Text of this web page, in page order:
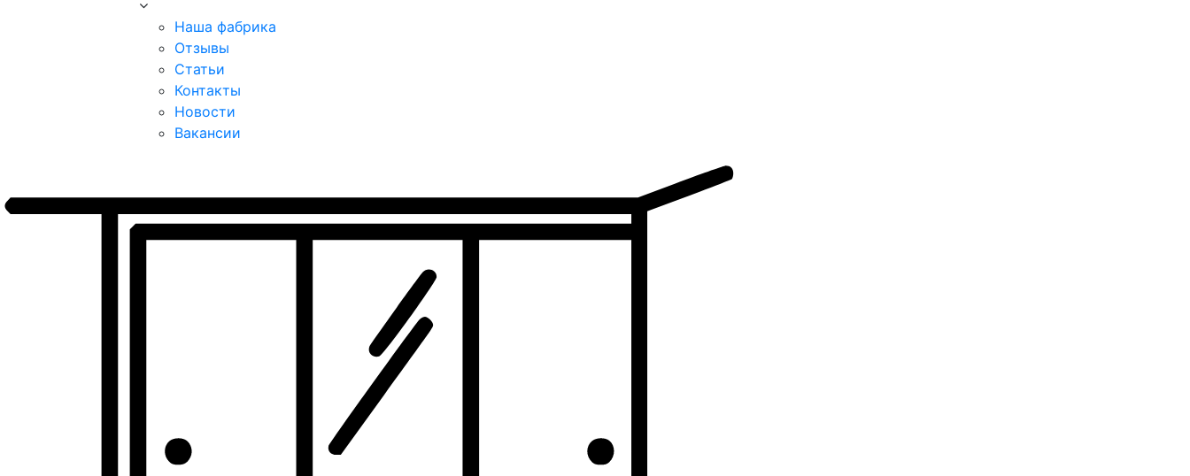
Наша фабрика
Отзывы
Статьи
Контакты
Новости
Вакансии